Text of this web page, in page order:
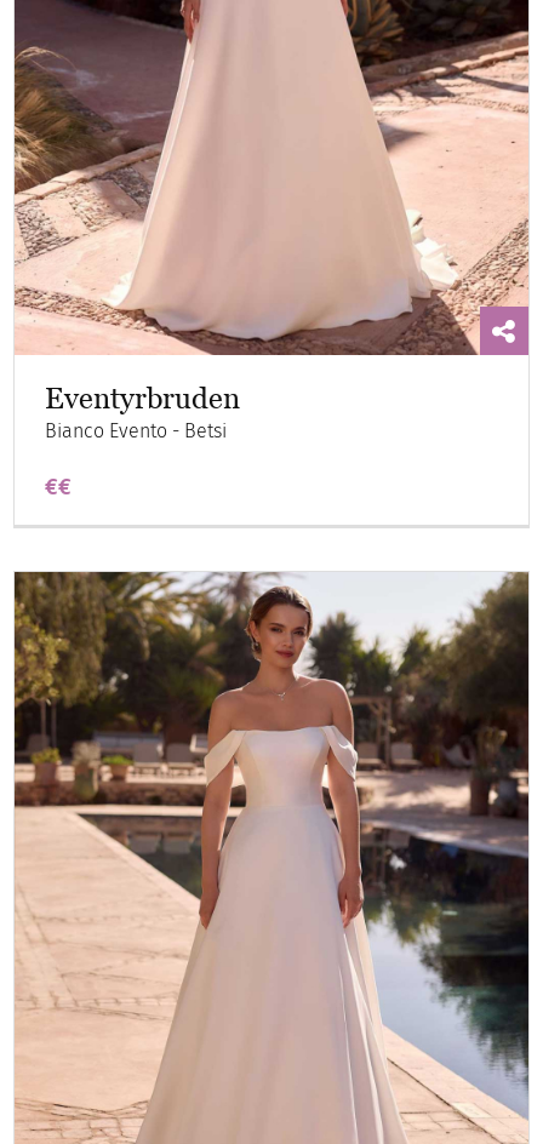
Eventyrbruden
Bianco Evento - Betsi
€€